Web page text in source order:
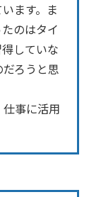
ます。ま
のはタイ
していな
ろうと思
事に活用